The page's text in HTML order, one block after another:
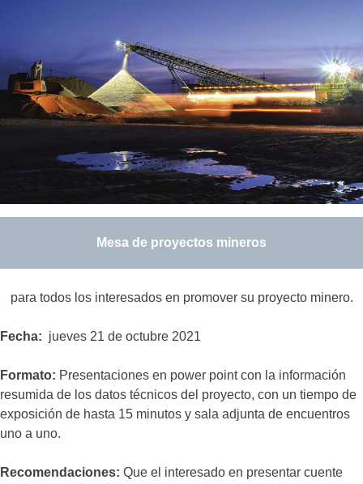
Mesa de proyectos mineros
para todos los interesados en promover su proyecto minero.
Fecha: jueves 21 de octubre 2021
Formato: Presentaciones en power point con la información
resumida de los datos técnicos del proyecto, con un tiempo de
exposición de hasta 15 minutos y sala adjunta de encuentros
uno a uno.
Recomendaciones: Que el interesado en presentar cuente